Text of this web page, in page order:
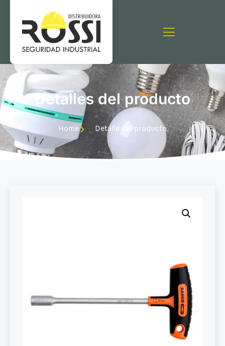
Detalles del producto
Home Detalle del producto